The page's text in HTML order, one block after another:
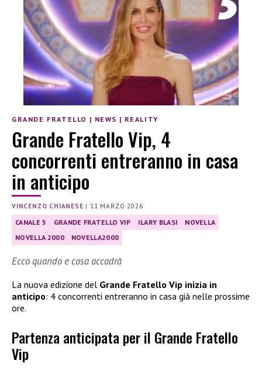
GRANDE FRATELLO | NEWS | REALITY
Grande Fratello Vip, 4
concorrenti entreranno in casa
in anticipo
VINCENZO CHIANESE | 11 MARZO 2026
CANALE 5 GRANDE FRATELLO VIP ILARY BLASI
NOVELLA
NOVELLA 2000
NOVELLA2000
Ecco quando e cosa accadrà
La nuova edizione del Grande Fratello Vip inizia in
anticipo: 4 concorrenti entreranno in casa già nelle prossime
ore.
Partenza anticipata per il Grande Fratello
Vip